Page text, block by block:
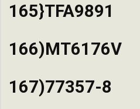
165}TFA9891
166)MT6176V
167)77357-8